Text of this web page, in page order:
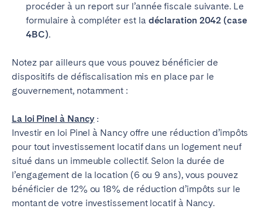
procéder à un report sur l’année fiscale suivante. Le
formulaire à compléter est la déclaration 2042 (case
4BC).
Notez par ailleurs que vous pouvez bénéficier de
dispositifs de défiscalisation mis en place par le
gouvernement, notamment :
La loi Pinel à Nancy:
Investir en loi Pinel à Nancy offre une réduction d’impôts
pour tout investissement locatif dans un logement neuf
situé dans un immeuble collectif. Selon la durée de
l’engagement de la location (6 ou 9 ans), vous pouvez
bénéficier de 12% ou 18% de réduction d’impôts sur le
montant de votre investissement locatif à Nancy.